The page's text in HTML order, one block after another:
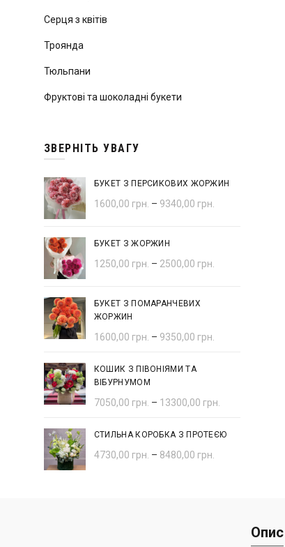
Серця з квітів
Троянда
Тюльпани
Фруктові та шоколадні букети
ЗВЕРНІТЬ УВАГУ
БУКЕТ З ПЕРСИКОВИХ ЖОРЖИН
1600,00 грн. – 9340,00 грн.
БУКЕТ З ЖОРЖИН
1250,00 грн. – 2500,00 грн.
БУКЕТ З ПОМАРАНЧЕВИХ
ЖОРЖИН
1600,00 грн. – 9350,00 грн.
КОШИК З ПІВОНІЯМИ ТА
ВІБУРНУМОМ
7050,00 грн. – 13300,00 грн.
СТИЛЬНА КОРОБКА З ПРОТЕЄЮ
4730,00 грн. – 8480,00 грн.
Опис